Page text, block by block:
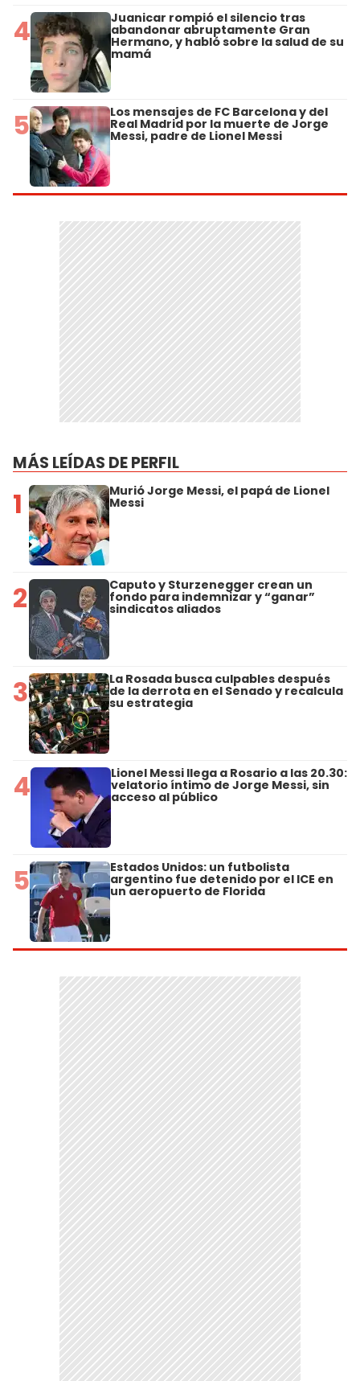
4 Juanicar rompió el silencio tras
abandonar abruptamente Gran
Hermano, y habló sobre la salud de su
mamá
5 Los mensajes de FC Barcelona y del
Real Madrid por la muerte de Jorge
Messi, padre de Lionel Messi
MÁS LEÍDAS DE PERFIL
1 Murió Jorge Messi, el papá de Lionel
Messi
2 Caputo y Sturzenegger crean un
fondo para indemnizar y “ganar”
sindicatos aliados
3 La Rosada busca culpables después
de la derrota en el Senado y recalcula
su estrategia
4 Lionel Messi llega a Rosario a las 20.30:
velatorio íntimo de Jorge Messi, sin
acceso al público
5 Estados Unidos: un futbolista
argentino fue detenido por el ICE en
un aeropuerto de Florida